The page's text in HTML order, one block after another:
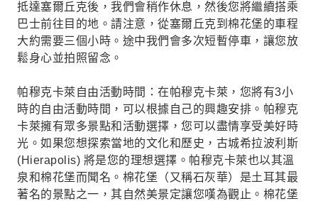
抵達塞爾丘克後，我們會稍作休息，然後您將繼續搭乘
巴士前往目的地。請注意，從塞爾丘克到棉花堡的車程
大約需要三個小時。途中我們會多次短暫停車，讓您放
鬆身心並拍照留念。
帕穆克卡萊自由活動時間：在帕穆克卡萊，您將有3小
時的自由活動時間，可以根據自己的興趣安排。帕穆克
卡萊擁有眾多景點和活動選擇，您可以盡情享受美好時
光。如果您想探索當地的文化和歷史，古城希拉波利斯
(Hierapolis) 將是您的理想選擇。帕穆克卡萊也以其溫
泉和棉花堡而聞名。棉花堡（又稱石灰華）是土耳其最
著名的景點之一，其自然美景定讓您嘆為觀止。棉花堡